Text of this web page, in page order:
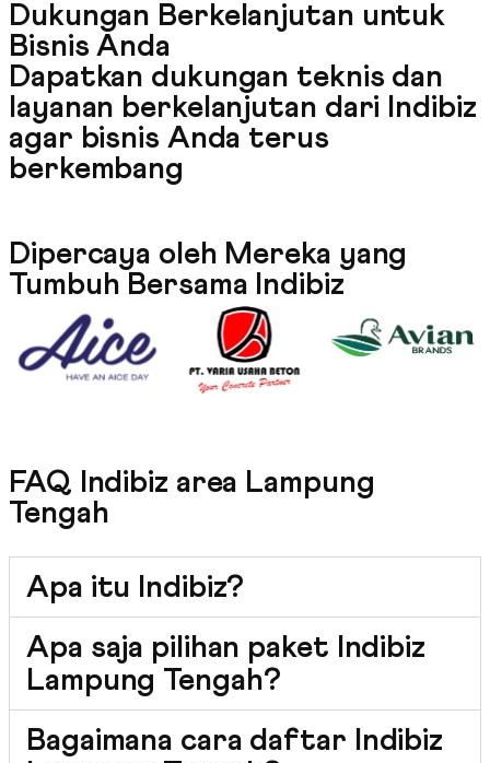
Dukungan Berkelanjutan untuk
Bisnis Anda
Dapatkan dukungan teknis dan
layanan berkelanjutan dari Indibiz
agar bisnis Anda terus
berkembang
Dipercaya oleh Mereka yang
Tumbuh Bersama Indibiz
FAQ Indibiz area Lampung
Tengah
Apa itu Indibiz?
Apa saja pilihan paket Indibiz
Lampung Tengah?
Bagaimana cara daftar Indibiz